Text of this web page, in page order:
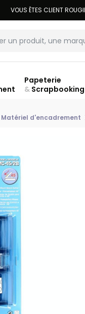
VOUS ÊTES CLIENT
Papeterie
&Scrapbooking
Matériel d'encadrement